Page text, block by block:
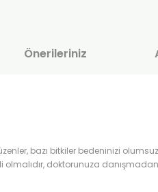
Önerileriniz
bazı bitkiler bedeninizi
doktorunuza danışmadan